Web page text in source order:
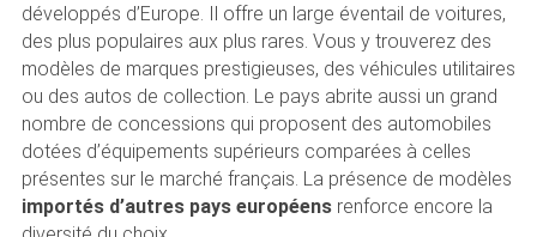
développés d’Europe. Il offre un large éventail de voitures,
des plus populaires aux plus rares. Vous y trouverez des
modèles de marques prestigieuses, des véhicules utilitaires
ou des autos de collection. Le pays abrite aussi un grand
nombre de concessions qui proposent des automobiles
dotées d’équipements supérieurs comparées à celles
présentes sur le marché français. La présence de modèles
importés d’autres pays européensrenforce encore la